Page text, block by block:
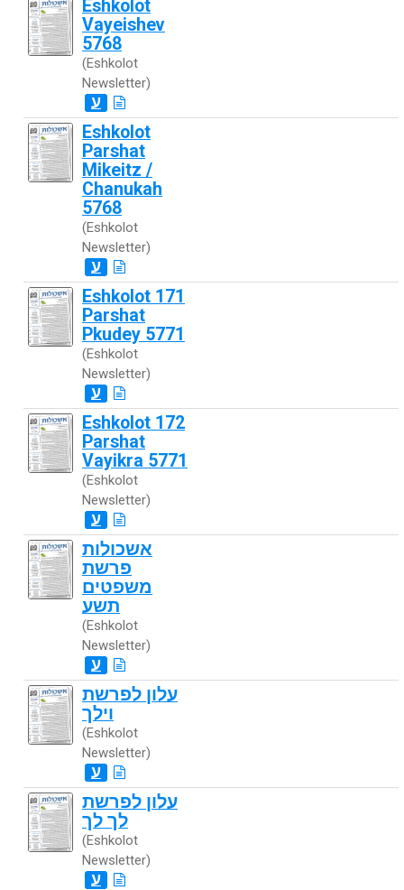
Eshkolot
Vayeishev
5768
(Eshkolot
Newsletter)
ע
Eshkolot
Parshat
Mikeitz /
Chanukah
5768
(Eshkolot
Newsletter)
ע
Eshkolot 171
Parshat
Pkudey 5771
(Eshkolot
Newsletter)
ע
Eshkolot 172
Parshat
Vayikra 5771
(Eshkolot
Newsletter)
ע
אשכולות
פרשת
משפטים
תשע
(Eshkolot
Newsletter)
ע
עלון לפרשת
וילך
(Eshkolot
Newsletter)
ע
עלון לפרשת
לך לך
(Eshkolot
Newsletter)
ע